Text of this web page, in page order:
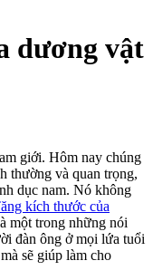
dương vật
giới. Hôm nay chúng
thường và quan trọng,
dục nam. Nó không
kích thước của
một trong những nói
đàn ông ở mọi lứa tuổi
sẽ giúp làm cho